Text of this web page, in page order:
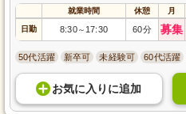
就業時間 休憩 月
日勤 8:30～ 17:30 60分 募集
50代活躍 新卒可 未経験可 60代活躍
お気に入り に追加